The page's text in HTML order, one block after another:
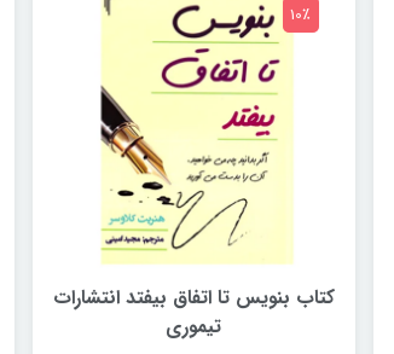
کتاب بنویس تا اتفاق بیفتد انتشارات
تیموری
10٪